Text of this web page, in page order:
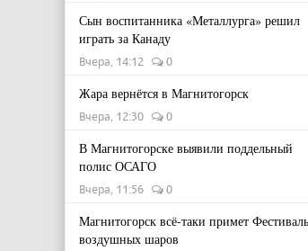
Сын воспитанника «Металлурга» решил
играть за Канаду
Вчера, 14:12 0
Жара вернётся в Магнитогорск
Вчера, 12:30 0
В Магнитогорске выявили поддельный
полис ОСАГО
Вчера, 11:56 0
Магнитогорск всё-таки примет Фестиваль
воздушных шаров